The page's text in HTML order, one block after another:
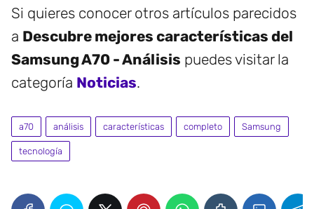
Si quieres conocer otros artículos parecidos
a Descubre mejores características del
Samsung A70 - Análisis puedes visitar la
categoría Noticias.
a70 análisis características completo Samsung
tecnología